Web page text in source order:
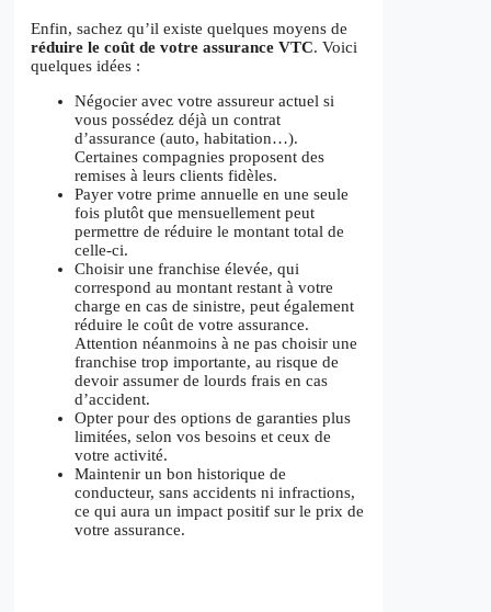
Enfin, sachez qu’il existe quelques moyens de
réduire le coût de votre assurance VTC. Voici
quelques idées :
Négocier avec votre assureur actuel si
vous possédez déjà un contrat
d’assurance (auto, habitation…).
Certaines compagnies proposent des
remises à leurs clients fidèles.
Payer votre prime annuelle en une seule
fois plutôt que mensuellement peut
permettre de réduire le montant total de
celle-ci.
Choisir une franchise élevée, qui
correspond au montant restant à votre
charge en cas de sinistre, peut également
réduire le coût de votre assurance.
Attention néanmoins à ne pas choisir une
franchise trop importante, au risque de
devoir assumer de lourds frais en cas
d’accident.
Opter pour des options de garanties plus
limitées, selon vos besoins et ceux de
votre activité.
Maintenir un bon historique de
conducteur, sans accidents ni infractions,
ce qui aura un impact positif sur le prix de
votre assurance.